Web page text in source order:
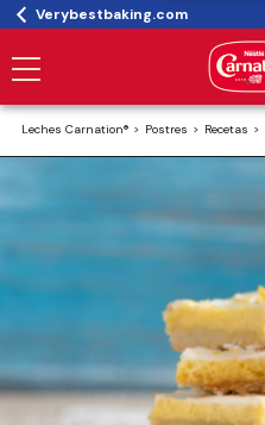
Verybestbaking.com
Leches Carnation® Postres Recetas